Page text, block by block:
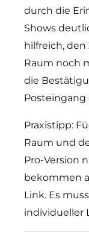
durch die
Shows
hilfreich,
Raum noch
die
Posteingang
Praxistipp:
Raum und
Pro-Version
bekommen
Link. Es
individueller